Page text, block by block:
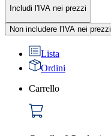
Includi l'IVA nei prezzi
Non includere l'IVA nei prezzi
Lista
Ordini
Carrello